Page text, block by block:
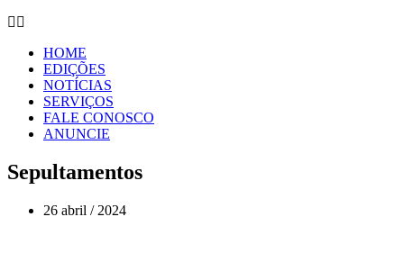
HOME
EDIÇÕES
NOTÍCIAS
SERVIÇOS
FALE CONOSCO
ANUNCIE
Sepultamentos
26 abril / 2024